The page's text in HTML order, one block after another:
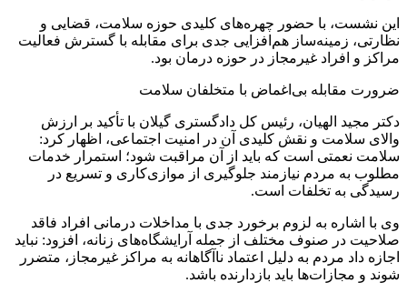
این نشست، با حضور چهره‌های کلیدی حوزه سلامت، قضایی و
نظارتی، زمینه‌ساز هم‌افزایی جدی برای مقابله با گسترش فعالیت
مراکز و افراد غیرمجاز در حوزه درمان بود.
ضرورت مقابله بی‌اغماض با متخلفان سلامت
دکتر مجید الهیان، رئیس کل دادگستری گیلان با تأکید بر ارزش
والای سلامت و نقش کلیدی آن در امنیت اجتماعی، اظهار کرد:
سلامت نعمتی است که باید از آن مراقبت شود؛ استمرار خدمات
مطلوب به مردم نیازمند جلوگیری از موازی‌کاری و تسریع در
رسیدگی به تخلفات است.
وی با اشاره به لزوم برخورد جدی با مداخلات درمانی افراد فاقد
صلاحیت در صنوف مختلف از جمله آرایشگاه‌های زنانه، افزود: نباید
اجازه داد مردم به دلیل اعتماد ناآگاهانه به مراکز غیرمجاز، متضرر
شوند و مجازات‌ها باید بازدارنده باشد.